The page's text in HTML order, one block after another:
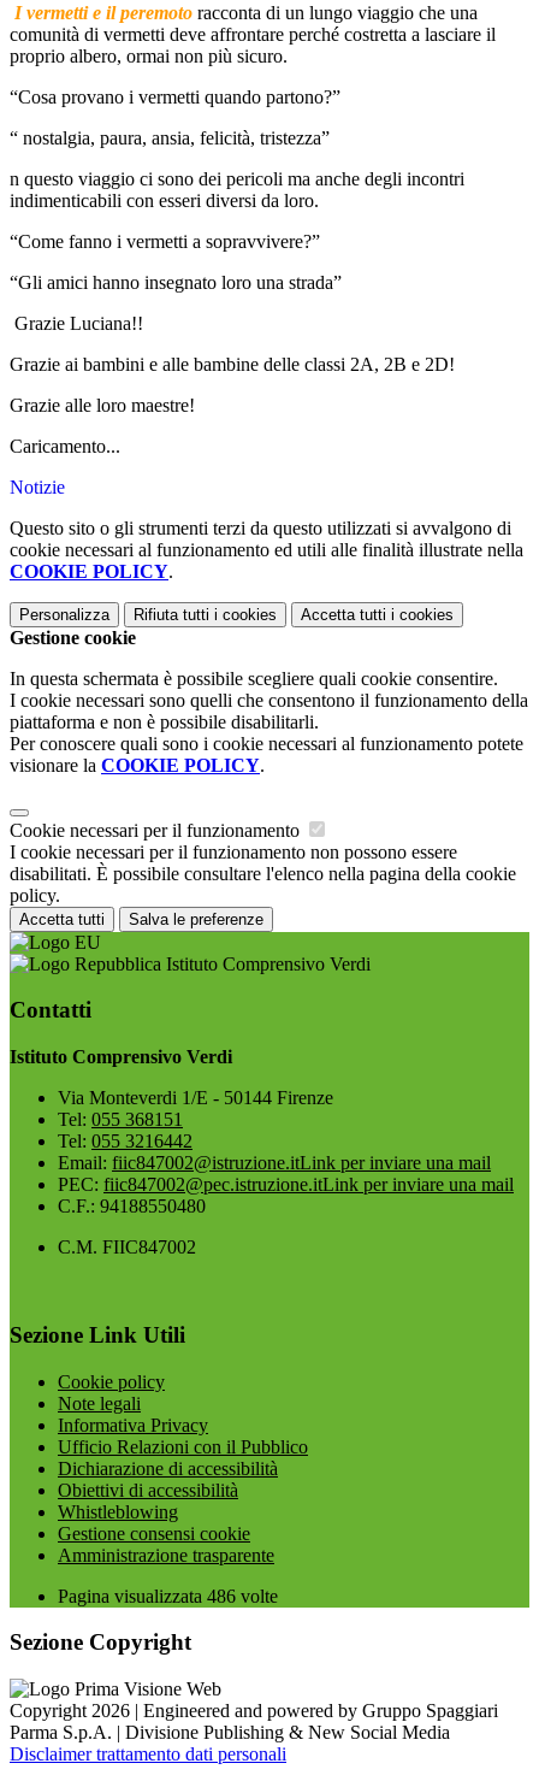
I vermetti e il peremoto racconta di un lungo viaggio che una
comunità di vermetti deve affrontare perché costretta a lasciare il
proprio albero, ormai non più sicuro.
“Cosa provano i vermetti quando partono?”
“ nostalgia, paura, ansia, felicità, tristezza”
n questo viaggio ci sono dei pericoli ma anche degli incontri
indimenticabili con esseri diversi da loro.
“Come fanno i vermetti a sopravvivere?”
“Gli amici hanno insegnato loro una strada”
Grazie Luciana!!
Grazie ai bambini e alle bambine delle classi 2A, 2B e 2D!
Grazie alle loro maestre!
Caricamento...
Notizie
Questo sito o gli strumenti terzi da questo utilizzati si avvalgono di
cookie necessari al funzionamento ed utili alle finalità illustrate nella
COOKIE POLICY.
Personalizza Rifiuta tutti i cookies Accetta tutti i cookies
Gestione cookie
In questa schermata è possibile scegliere quali cookie consentire.
I cookie necessari sono quelli che consentono il funzionamento della
piattaforma e non è possibile disabilitarli.
Per conoscere quali sono i cookie necessari al funzionamento potete
visionare la COOKIE POLICY.
Cookie necessari per il funzionamento
I cookie necessari per il funzionamento non possono essere
disabilitati. È possibile consultare l'elenco nella pagina della cookie
policy.
Accetta tutti Salva le preferenze
Istituto Comprensivo Verdi
Contatti
Istituto Comprensivo Verdi
Via Monteverdi 1/E - 50144 Firenze
Tel: 055 368151
Tel: 055 3216442
Email: fiic847002@istruzione.itLink per inviare una mail
PEC: fiic847002@pec.istruzione.itLink per inviare una mail
C.F.: 94188550480
C.M. FIIC847002
Sezione Link Utili
Cookie policy
Note legali
Informativa Privacy
Ufficio Relazioni con il Pubblico
Dichiarazione di accessibilità
Obiettivi di accessibilità
Whistleblowing
Gestione consensi cookie
Amministrazione trasparente
Pagina visualizzata 486 volte
Sezione Copyright
Copyright 2026 | Engineered and powered by Gruppo Spaggiari
Parma S.p.A. | Divisione Publishing & New Social Media
Disclaimer trattamento dati personali